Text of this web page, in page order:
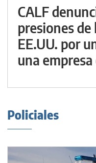
CALF
presiones de
EE.UU. por
una
Policiales